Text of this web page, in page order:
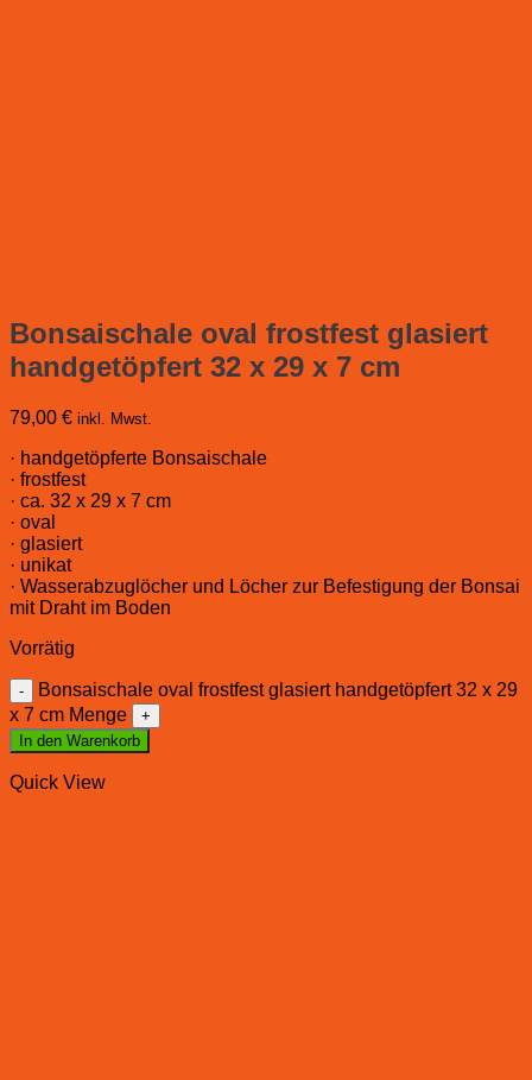
Bonsaischale oval frostfest glasiert
handgetöpfert 32 x 29 x 7 cm
79,00 € inkl. Mwst.
· handgetöpferte Bonsaischale
· frostfest
· ca. 32 x 29 x 7 cm
· oval
· glasiert
· unikat
· Wasserabzuglöcher und Löcher zur Befestigung der Bonsai
mit Draht im Boden
Vorrätig
Bonsaischale oval frostfest glasiert handgetöpfert 32 x 29
x 7 cm Menge
In den Warenkorb
Quick View